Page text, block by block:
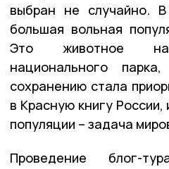
выбран не случайно.
большая вольная
Это животное
национального
сохранению стала
в Красную книгу
популяции – задача
Проведение блог-